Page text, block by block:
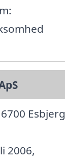
Esbjerg
2006,